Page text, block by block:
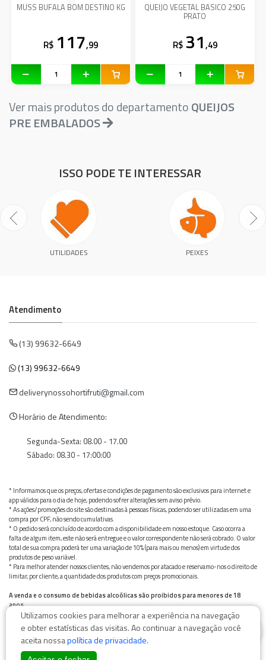
MUSS BUFALA BOM DESTINO KG
R$ 117,99
QUEIJO VEGETAL BASICO 250G
PRATO
R$ 31,49
Ver mais produtos do departamentoQUEIJOS
PRE EMBALADOS
ISSO PODE TE INTERESSAR
UTILIDADES PEIXES
Atendimento
(13) 99632-6649
(13) 99632-6649
deliverynossohortifruti@gmail.com
Horário de Atendimento:
Segunda-Sexta: 08.00 - 17.00
Sábado: 08.30 - 17:00:00
* Informamos que os preços, ofertas e condições de pagamento são exclusivos para internet e
app válidos para o dia de hoje, podendo sofrer alterações sem aviso prévio.
* As ações/promoções do site são destinadas à pessoas físicas, podendo ser utilizadas em uma
compra por CPF, não sendo cumulativas.
* O pedido será concluído de acordo com a disponibilidade em nosso estoque. Caso ocorra a
falta de algum item, este não será entregue e o valor correspondente não será cobrado. O valor
total de sua compra poderá ter uma variação de 10% (para mais ou menos) em virtude dos
produtos de peso variável.
* Para melhor atender nossos clientes, não vendemos por atacado e reservamo-nos o direito de
limitar, por cliente, a quantidade dos produtos com preços promocionais.
A venda e o consumo de bebidas alcoólicas são proibidos para menores de 18
anos.
Bebida alcoólica pode causar dependência química e, em excesso, provoca graves males à saúde.
Beba com moderação
Utilizamos cookies para melhorar a experiência na navegação
e obter estatísticas das visitas. Ao continuar a navegação você
aceita nossapolítica de privacidade.